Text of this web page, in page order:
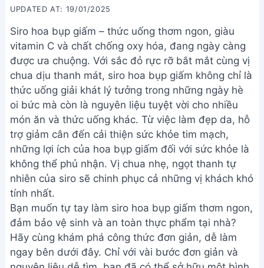
UPDATED AT: 19/01/2025
Siro hoa bụp giấm – thức uống thơm ngon, giàu
vitamin C và chất chống oxy hóa, đang ngày càng
được ưa chuộng. Với sắc đỏ rực rỡ bắt mắt cùng vị
chua dịu thanh mát, siro hoa bụp giấm không chỉ là
thức uống giải khát lý tưởng trong những ngày hè
oi bức mà còn là nguyên liệu tuyệt vời cho nhiều
món ăn và thức uống khác. Từ việc làm đẹp da, hỗ
trợ giảm cân đến cải thiện sức khỏe tim mạch,
những lợi ích của hoa bụp giấm đối với sức khỏe là
không thể phủ nhận. Vị chua nhẹ, ngọt thanh tự
nhiên của siro sẽ chinh phục cả những vị khách khó
tính nhất.
Bạn muốn tự tay làm siro hoa bụp giấm thơm ngon,
đảm bảo vệ sinh và an toàn thực phẩm tại nhà?
Hãy cùng khám phá công thức đơn giản, dễ làm
ngay bên dưới đây. Chỉ với vài bước đơn giản và